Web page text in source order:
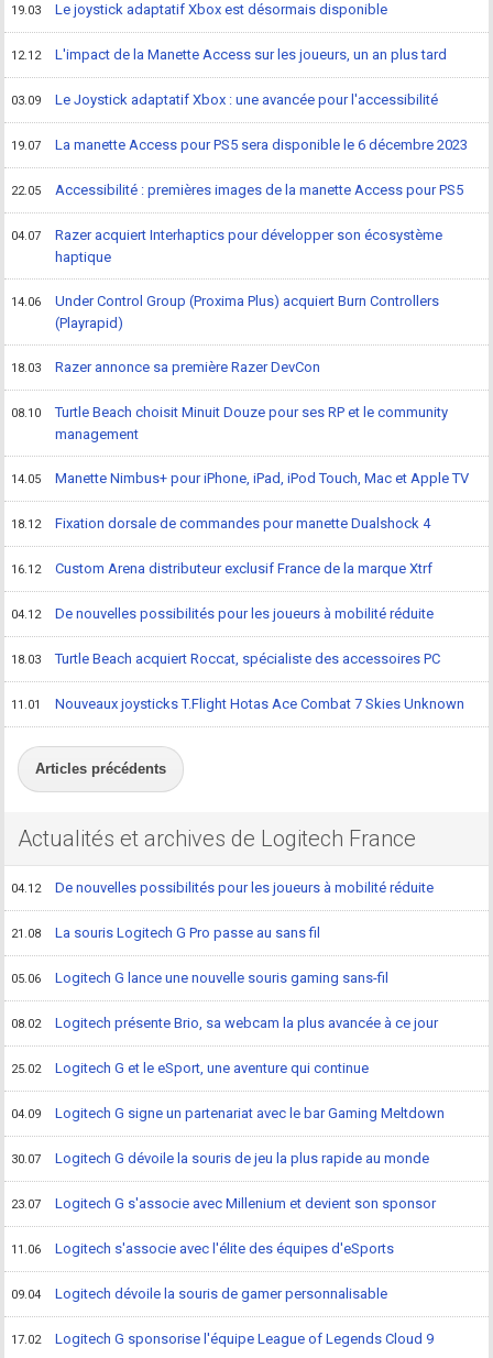
19.03 Le joystick adaptatif Xbox est désormais disponible
12.12 L'impact de la Manette Access sur les joueurs, un an plus tard
03.09 Le Joystick adaptatif Xbox : une avancée pour l'accessibilité
19.07 La manette Access pour PS5 sera disponible le 6 décembre 2023
22.05 Accessibilité : premières images de la manette Access pour PS5
04.07
Razer acquiert Interhaptics pour développer son écosystème
haptique
14.06
Under Control Group (Proxima Plus) acquiert Burn Controllers
(Playrapid)
18.03 Razer annonce sa première Razer DevCon
08.10
Turtle Beach choisit Minuit Douze pour ses RP et le community
management
14.05 Manette Nimbus+ pour iPhone, iPad, iPod Touch, Mac et Apple TV
18.12 Fixation dorsale de commandes pour manette Dualshock 4
16.12 Custom Arena distributeur exclusif France de la marque Xtrf
04.12 De nouvelles possibilités pour les joueurs à mobilité réduite
18.03 Turtle Beach acquiert Roccat, spécialiste des accessoires PC
11.01 Nouveaux joysticks T.Flight Hotas Ace Combat 7 Skies Unknown
Articles précédents
Actualités et archives de Logitech France
04.12 De nouvelles possibilités pour les joueurs à mobilité réduite
21.08 La souris Logitech G Pro passe au sans fil
05.06 Logitech G lance une nouvelle souris gaming sans-fil
08.02 Logitech présente Brio, sa webcam la plus avancée à ce jour
25.02 Logitech G et le eSport, une aventure qui continue
04.09 Logitech G signe un partenariat avec le bar Gaming Meltdown
30.07 Logitech G dévoile la souris de jeu la plus rapide au monde
23.07 Logitech G s'associe avec Millenium et devient son sponsor
11.06 Logitech s'associe avec l'élite des équipes d'eSports
09.04 Logitech dévoile la souris de gamer personnalisable
17.02 Logitech G sponsorise l'équipe League of Legends Cloud 9